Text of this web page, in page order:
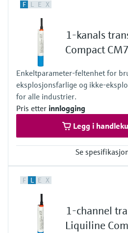
1 to 4x Memosens digital input
2x 0/4 to 20mA Input optional
2 to 4x Digital input optional
Output / communication
2 to 8x 0/4 to 20 mA current outputs,
4x relay, ProfibusDP, Modbus RS485,
Ingress protection
IP66 / IP 67
F L E X
1-kanals
Compact
Enkeltparameter‑feltenhet for
eksplosjonsfarlige og
for alle industrier.
Pris etter innlogging
Legg i
Se
One channel transmitter
Output / communication
4 to 20 mA
Ingress protection
IP67, IP68, NEMA Type 6
F L E X
1-channel
Liquiline